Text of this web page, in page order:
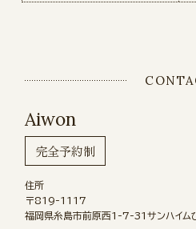
Aiwon
完全予約制
住所
〒819-1117
福岡県糸島市前原西1-7-31サンハイム